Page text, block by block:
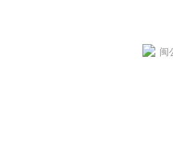
闽